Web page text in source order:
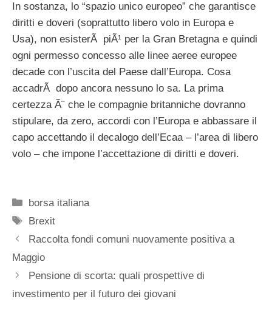
In sostanza, lo “spazio unico europeo” che garantisce
diritti e doveri (soprattutto libero volo in Europa e
Usa), non esisterÃ piÃ¹ per la Gran Bretagna e quindi
ogni permesso concesso alle linee aeree europee
decade con l’uscita del Paese dall’Europa. Cosa
accadrÃ dopo ancora nessuno lo sa. La prima
certezza Ã¨ che le compagnie britanniche dovranno
stipulare, da zero, accordi con l’Europa e abbassare il
capo accettando il decalogo dell’Ecaa – l’area di libero
volo – che impone l’accettazione di diritti e doveri.
Categorie
borsa italiana
Tag
Brexit
Raccolta fondi comuni nuovamente positiva a
Maggio
Pensione di scorta: quali prospettive di
investimento per il futuro dei giovani